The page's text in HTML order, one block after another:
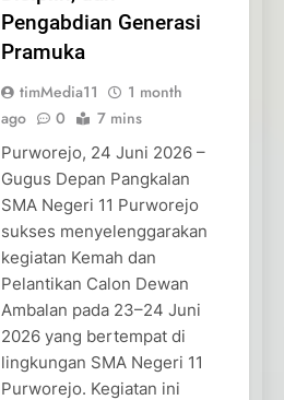
Pengabdian Generasi
Pramuka
timMedia11
1 month
ago
0 7 mins
Purworejo, 24 Juni 2026 –
Gugus Depan Pangkalan
SMA Negeri 11 Purworejo
sukses menyelenggarakan
kegiatan Kemah dan
Pelantikan Calon Dewan
Ambalan pada 23–24 Juni
2026 yang bertempat di
lingkungan SMA Negeri 11
Purworejo. Kegiatan ini